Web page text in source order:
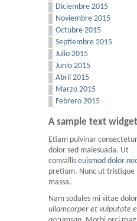
Diciembre 2015
Noviembre 2015
Octubre 2015
Septiembre 2015
Julio 2015
Junio 2015
Abril 2015
Marzo 2015
Febrero 2015
A sample text widget
Etiam pulvinar consectetur
dolor sed malesuada. Ut
convallis euismod dolor
pretium. Nunc ut tristique
massa.
Nam sodales mi vitae dolor
ullamcorper et vulputate